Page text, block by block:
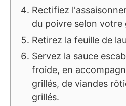
Rectifiez
du poivre selon votre
Retirez la feuille de
Servez la sauce
froide, en
grillés, de viandes
grillés.